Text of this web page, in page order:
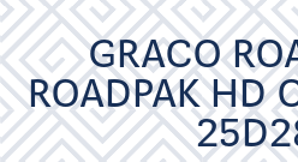
GRACO
ROADPAK HD